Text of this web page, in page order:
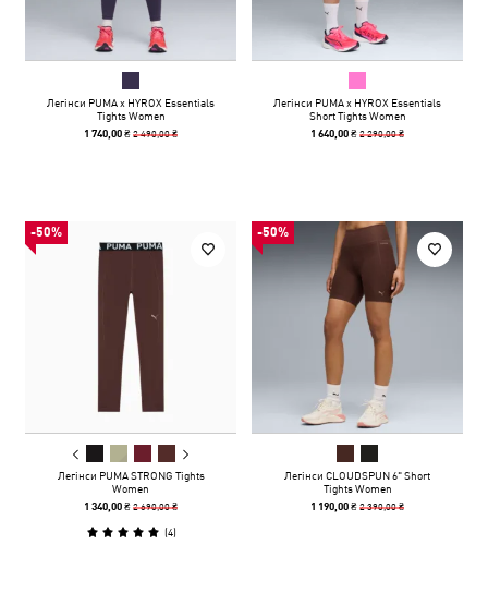
Легінси PUMA x HYROX Essentials
Tights Women
1 740,00 ₴2 490,00 ₴
Легінси PUMA x HYROX Essentials
Short Tights Women
1 640,00 ₴2 290,00 ₴
-50%
Легінси PUMA STRONG Tights
Women
1 340,00 ₴2 690,00 ₴
(4)
-50%
Легінси CLOUDSPUN 6" Short
Tights Women
1 190,00 ₴2 390,00 ₴